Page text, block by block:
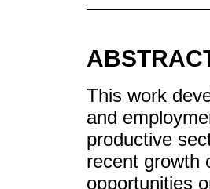
This work
and
productive
recent growth
opportunities